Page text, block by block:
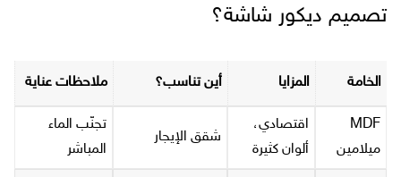
تصميم ديكور شاشة؟
الخامة المزايا أين تناسب؟ ملاحظات عناية
MDF
ميلامين
اقتصادي،
ألوان كثيرة
شقق الإيجار
تجنّب الماء
المباشر